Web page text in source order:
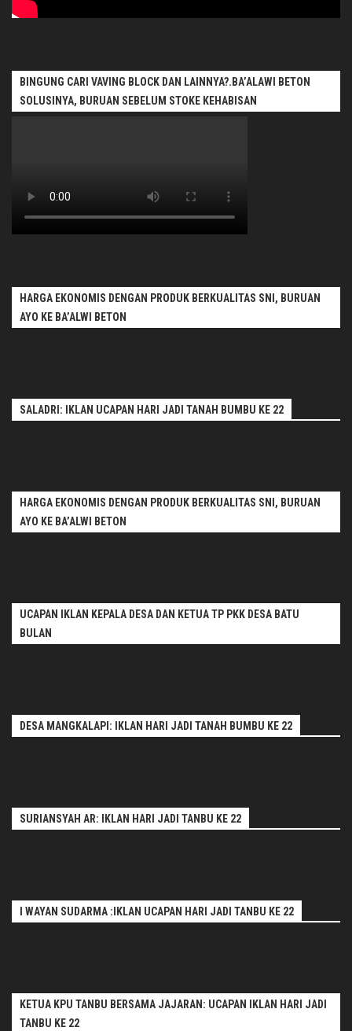
BINGUNG CARI VAVING BLOCK DAN LAINNYA?.BA’ALAWI BETON
SOLUSINYA, BURUAN SEBELUM STOKE KEHABISAN
HARGA EKONOMIS DENGAN PRODUK BERKUALITAS SNI, BURUAN
AYO KE BA’ALWI BETON
SALADRI: IKLAN UCAPAN HARI JADI TANAH BUMBU KE 22
HARGA EKONOMIS DENGAN PRODUK BERKUALITAS SNI, BURUAN
AYO KE BA’ALWI BETON
UCAPAN IKLAN KEPALA DESA DAN KETUA TP PKK DESA BATU
BULAN
DESA MANGKALAPI: IKLAN HARI JADI TANAH BUMBU KE 22
SURIANSYAH AR: IKLAN HARI JADI TANBU KE 22
I WAYAN SUDARMA :IKLAN UCAPAN HARI JADI TANBU KE 22
KETUA KPU TANBU BERSAMA JAJARAN: UCAPAN IKLAN HARI JADI
TANBU KE 22